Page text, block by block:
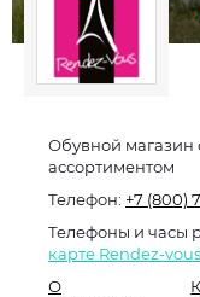
Обувной
ассортиментом
Телефон: +7 (800)
Телефоны и часы
карте Rendez-
О